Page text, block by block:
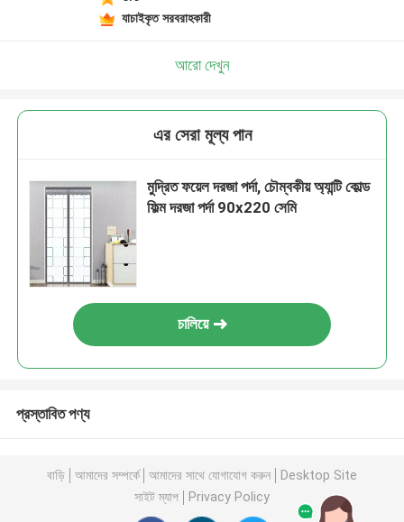
যাচাইকৃত সরবরাহকারী
আরো দেখুন
এর সেরা মূল্য পান
মুদ্রিত ফয়েল দরজা পর্দা, চৌম্বকীয় অ্যান্টি কোল্ড
ফিল্ম দরজা পর্দা 90x220 সেমি
চালিয়ে
প্রস্তাবিত পণ্য
বাড়ি আমাদের সম্পর্কে আমাদের সাথে যোগাযোগ করুন
Desktop Site
সাইট ম্যাপ
Privacy Policy